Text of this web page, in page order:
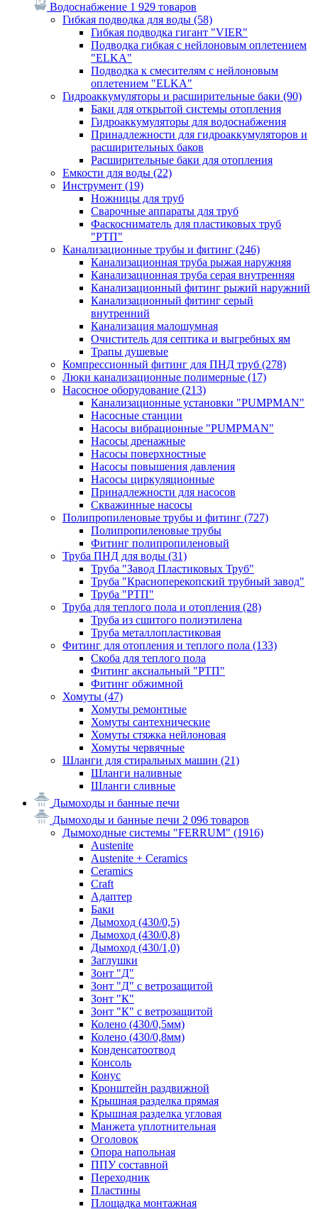
Водоснабжение 1 929 товаров
Гибкая подводка для воды (58)
Гибкая подводка гигант "VIER"
Подводка гибкая с нейлоновым оплетением
"ELKA"
Подводка к смесителям с нейлоновым
оплетением "ELKA"
Гидроаккумуляторы и расширительные баки (90)
Баки для открытой системы отопления
Гидроаккумуляторы для водоснабжения
Принадлежности для гидроаккумуляторов и
расширительных баков
Расширительные баки для отопления
Емкости для воды (22)
Инструмент (19)
Ножницы для труб
Сварочные аппараты для труб
Фаскосниматель для пластиковых труб
"РТП"
Канализационные трубы и фитинг (246)
Канализационная труба рыжая наружняя
Канализационная труба серая внутренняя
Канализационный фитинг рыжий наружний
Канализационный фитинг серый
внутренний
Канализация малошумная
Очиститель для септика и выгребных ям
Трапы душевые
Компрессионный фитинг для ПНД труб (278)
Люки канализационные полимерные (17)
Насосное оборудование (213)
Канализационные установки "PUMPMAN"
Насосные станции
Насосы вибрационные "PUMPMAN"
Насосы дренажные
Насосы поверхностные
Насосы повышения давления
Насосы циркуляционные
Принадлежности для насосов
Скважинные насосы
Полипропиленовые трубы и фитинг (727)
Полипропиленовые трубы
Фитинг полипропиленовый
Труба ПНД для воды (31)
Труба "Завод Пластиковых Труб"
Труба "Красноперекопский трубный завод"
Труба "РТП"
Труба для теплого пола и отопления (28)
Труба из сшитого полиэтилена
Труба металлопластиковая
Фитинг для отопления и теплого пола (133)
Скоба для теплого пола
Фитинг аксиальный "РТП"
Фитинг обжимной
Хомуты (47)
Хомуты ремонтные
Хомуты сантехнические
Хомуты стяжка нейлоновая
Хомуты червячные
Шланги для стиральных машин (21)
Шланги наливные
Шланги сливные
Дымоходы и банные печи
Дымоходы и банные печи 2 096 товаров
Дымоходные системы "FERRUM" (1916)
Austenite
Austenite + Ceramics
Ceramics
Craft
Адаптер
Баки
Дымоход (430/0,5)
Дымоход (430/0,8)
Дымоход (430/1,0)
Заглушки
Зонт "Д"
Зонт "Д" с ветрозащитой
Зонт "К"
Зонт "К" с ветрозащитой
Колено (430/0,5мм)
Колено (430/0,8мм)
Конденсатоотвод
Консоль
Конус
Кронштейн раздвижной
Крышная разделка прямая
Крышная разделка угловая
Манжета уплотнительная
Оголовок
Опора напольная
ППУ составной
Переходник
Пластины
Площадка монтажная